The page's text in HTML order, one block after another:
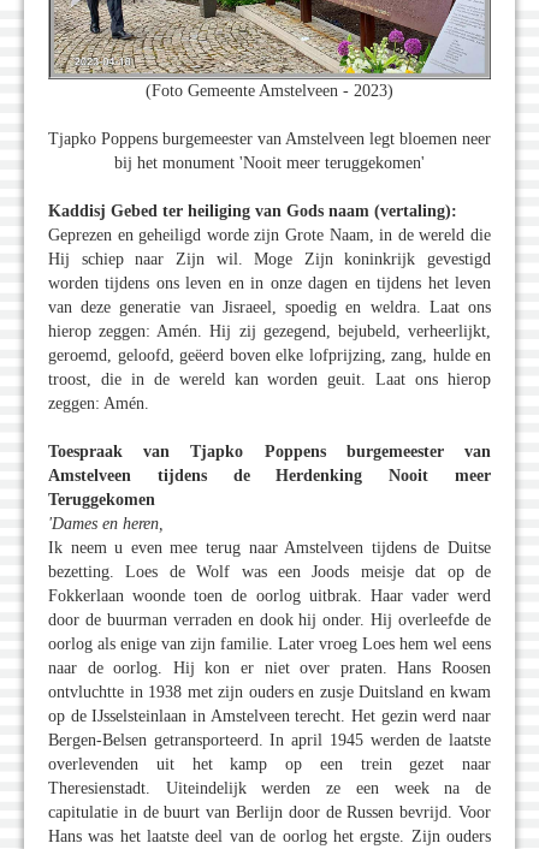
(Foto Gemeente Amstelveen - 2023)
Tjapko Poppens burgemeester van Amstelveen legt bloemen neer
bij het monument 'Nooit meer teruggekomen'
Kaddisj Gebed ter heiliging van Gods naam (vertaling):
Geprezen en geheiligd worde zijn Grote Naam, in de wereld die
Hij schiep naar Zijn wil. Moge Zijn koninkrijk gevestigd
worden tijdens ons leven en in onze dagen en tijdens het leven
van deze generatie van Jisraeel, spoedig en weldra. Laat ons
hierop zeggen: Amén. Hij zij gezegend, bejubeld, verheerlijkt,
geroemd, geloofd, geëerd boven elke lofprijzing, zang, hulde en
troost, die in de wereld kan worden geuit. Laat ons hierop
zeggen: Amén.
Toespraak van Tjapko Poppens burgemeester van
Amstelveen tijdens de Herdenking Nooit meer
Teruggekomen
'Dames en heren,
Ik neem u even mee terug naar Amstelveen tijdens de Duitse
bezetting. Loes de Wolf was een Joods meisje dat op de
Fokkerlaan woonde toen de oorlog uitbrak. Haar vader werd
door de buurman verraden en dook hij onder. Hij overleefde de
oorlog als enige van zijn familie. Later vroeg Loes hem wel eens
naar de oorlog. Hij kon er niet over praten. Hans Roosen
ontvluchtte in 1938 met zijn ouders en zusje Duitsland en kwam
op de IJsselsteinlaan in Amstelveen terecht. Het gezin werd naar
Bergen-Belsen getransporteerd. In april 1945 werden de laatste
overlevenden uit het kamp op een trein gezet naar
Theresienstadt. Uiteindelijk werden ze een week na de
capitulatie in de buurt van Berlijn door de Russen bevrijd. Voor
Hans was het laatste deel van de oorlog het ergste. Zijn ouders